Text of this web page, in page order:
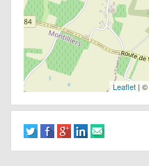
Leaflet| ©